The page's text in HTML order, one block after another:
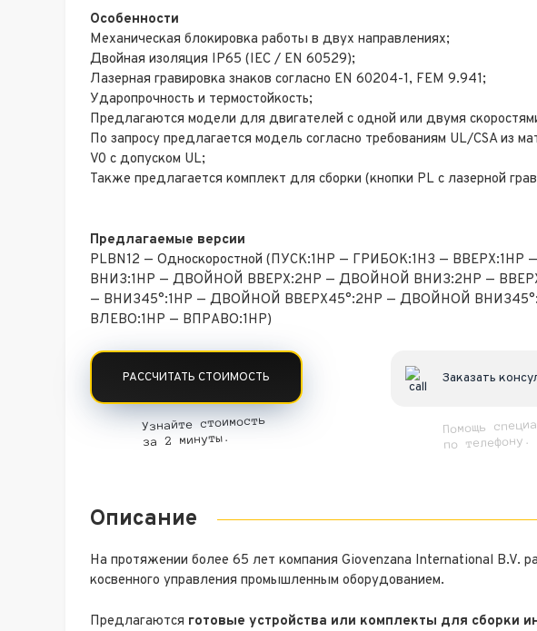
Особенности
Механическая блокировка работы в двух направлениях;
Двойная изоляция IP65 (IEC / EN 60529);
Лазерная гравировка знаков согласно EN 60204-1, FEM 9.941;
Ударопрочность и термостойкость;
Предлагаются модели для двигателей с одной или двумя
По запросу предлагается модель согласно требованиям UL/CSA из
V0 с допуском UL;
Также предлагается комплект для сборки (кнопки PL с лазерной
Предлагаемые версии
PLBN12 — Односкоростной (ПУСК:1НР — ГРИБОК:1НЗ — ВВЕРХ:1НР —
ВНИЗ:1НР — ДВОЙНОЙ ВВЕРХ:2НР — ДВОЙНОЙ ВНИЗ:2НР —
— ВНИЗ45°:1НР — ДВОЙНОЙ ВВЕРХ45°:2НР — ДВОЙНОЙ
ВЛЕВО:1НР — ВПРАВО:1НР)
РАССЧИТАТЬ СТОИМОСТЬ
Узнайте стоимость
за 2 минуты.
Заказать
Помощь
по телефону.
Описание
На протяжении более 65 лет компания Giovenzana International B.V.
косвенного управления промышленным оборудованием.
Предлагаются готовые устройства или комплекты для сборки